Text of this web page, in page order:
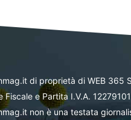
di proprietà di WEB 365
Fiscale e Partita I.V.A.
non è una testata